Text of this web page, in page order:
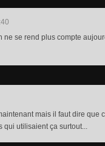
ne se rend plus compte
mais il faut dire que
qui utilisaient ça surtout...